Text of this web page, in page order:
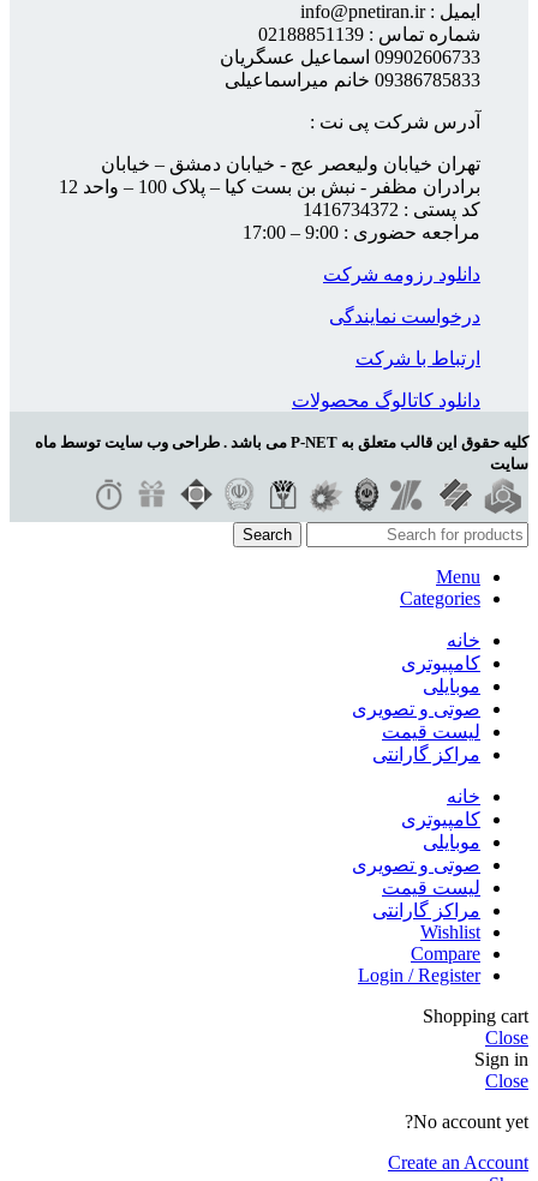
ایمیل : info@pnetiran.ir
شماره تماس : 02188851139
09902606733 اسماعیل عسگریان
09386785833 خانم میراسماعیلی
آدرس شرکت پی نت :
تهران خیابان ولیعصر عج - خیابان دمشق – خیابان
برادران مظفر - نبش بن بست کیا – پلاک 100 – واحد 12
کد پستی : 1416734372
مراجعه حضوری : 9:00 – 17:00
دانلود رزومه شرکت
درخواست نمایندگی
ارتباط با شرکت
دانلود کاتالوگ محصولات
کلیه حقوق این قالب متعلق به P-NET می باشد . طراحی وب سایت توسط ماه
سایت
Search
Menu
Categories
خانه
کامپیوتری
موبایلی
صوتی و تصویری
لیست قیمت
مراکز گارانتی
خانه
کامپیوتری
موبایلی
صوتی و تصویری
لیست قیمت
مراکز گارانتی
Wishlist
Compare
Login / Register
Shopping cart
Close
Sign in
Close
No account yet?
Create an Account